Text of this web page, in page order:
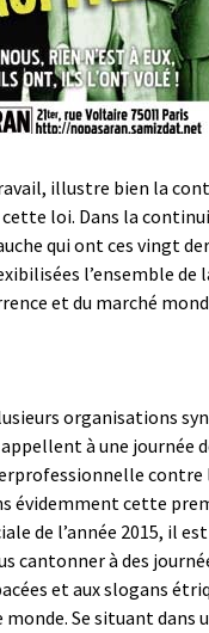
illustre bien la
loi. Dans la
qui ont ces vingt
l’ensemble de
et du marché
organisations
à une journée
contre
évidemment cette
de l’année 2015, il
cantonner à des
et aux slogans
Se situant dans